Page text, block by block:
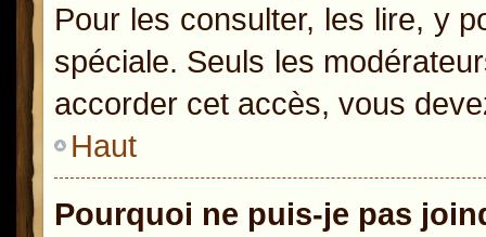
Pour les consulter, les lire, y
spéciale. Seuls les
accorder cet accès, vous
Haut
Pourquoi ne puis-je pas